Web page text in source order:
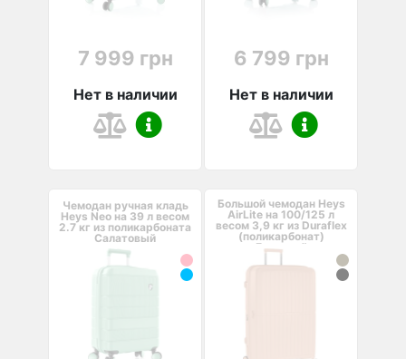
7 999 грн
Нет в наличии
6 799 грн
Нет в наличии
Чемодан ручная кладь
Heys Neo на 39 л весом
2.7 кг из поликарбоната
Салатовый
Большой чемодан Heys
AirLite на 100/125 л
весом 3,9 кг из Duraflex
(поликарбонат)
Бежевый